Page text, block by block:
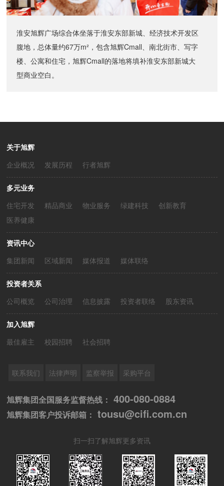
淮安旭辉广场综合体坐落于淮安东部新城、经济技术开发区
腹地，总体量约67万m²，包含旭辉Cmall、南北街市、写字
楼、公寓和住宅，旭辉Cmall的落地将填补淮安东部新城大
型商业空白。
关于旭辉
企业概况
发展历程 行者旭辉
多元业务
住宅开发
精品商业 物业服务 绿建科技
创新教育
医养健康
资讯中心
集团新闻
区域新闻 媒体报道 媒体联络
投资者关系
公司概览
公司治理 信息披露 投资者联络 股东资讯
加入旭辉
最佳雇主
校园招聘 社会招聘
联系我们 法律声明 监察举报 采购平台
旭辉集团全国服务监督热线： 400-080-0884
旭辉集团客户投诉邮箱： tousu@cifi.com.cn
扫一扫了解旭辉更多资讯